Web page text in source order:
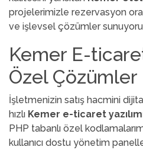
projelerimizle rezervasyon
ve işlevsel çözümler
Kemer E-ticaret
Özel Çözümler
İşletmenizin satış hacmini
hızlı Kemer e-ticaret
PHP tabanlı özel
kullanıcı dostu yönetim